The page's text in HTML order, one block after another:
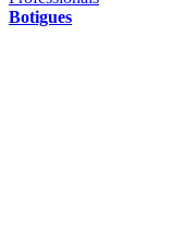
Botigues